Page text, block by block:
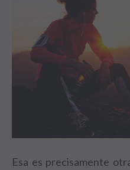
Esa es precisamente